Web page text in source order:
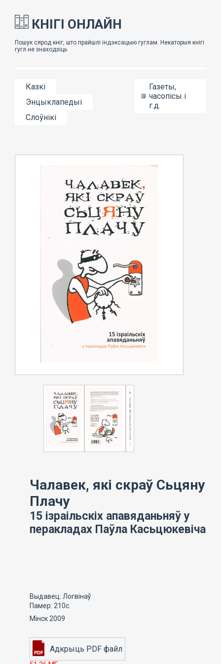
КНІГІ ОНЛАЙН
Казкі
Энцыклапедыі
Слоўнікі
Газеты,
часопісы і
г.д.
Чалавек, які скраў Сьцяну
Плачу
15 ізраільскіх апавяданьняў у
перакладах Паўла Касьцюкевіча
Выдавец: Логвінаў
Памер: 210с.
Мінск 2009